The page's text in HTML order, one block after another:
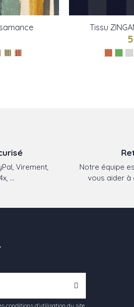
Tissu
Virement,
...
Notre équipe
vous aider à
conditions d'utilisation du site.